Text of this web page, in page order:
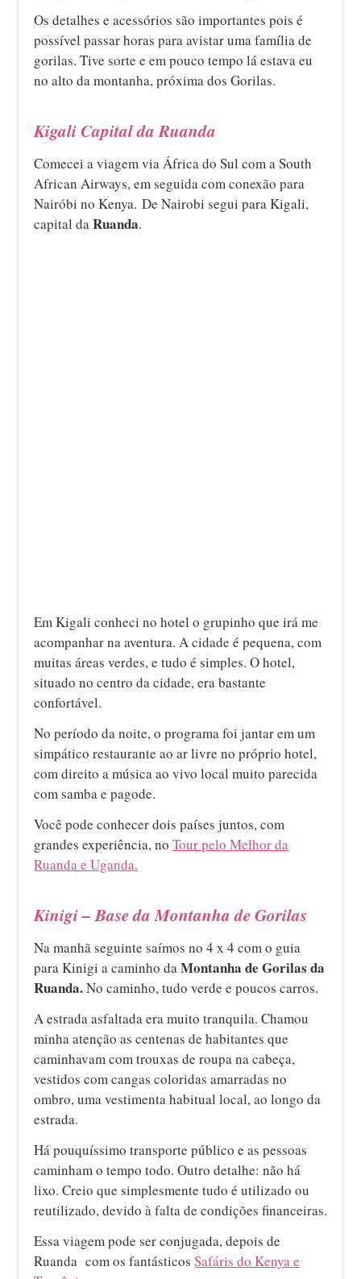
Os detalhes e acessórios são importantes pois é
possível passar horas para avistar uma família de
gorilas. Tive sorte e em pouco tempo lá estava eu
no alto da montanha, próxima dos Gorilas.
Kigali Capital da Ruanda
Comecei a viagem via África do Sul com a South
African Airways, em seguida com conexão para
Nairóbi no Kenya. De Nairobi segui para Kigali,
capital daRuanda.
Em Kigali conheci no hotel o grupinho que irá me
acompanhar na aventura. A cidade é pequena, com
muitas áreas verdes, e tudo é simples. O hotel,
situado no centro da cidade, era bastante
confortável.
No período da noite, o programa foi jantar em um
simpático restaurante ao ar livre no próprio hotel,
com direito a música ao vivo local muito parecida
com samba e pagode.
Você pode conhecer dois países juntos, com
grandes experiência, noTour pelo Melhor da
Ruanda e Uganda.
Kinigi – Base da Montanha de Gorilas
Na manhã seguinte saímos no 4 x 4 com o guia
para Kinigi a caminho daMontanha de Gorilas da
Ruanda.No caminho, tudo verde e poucos carros.
A estrada asfaltada era muito tranquila. Chamou
minha atenção as centenas de habitantes que
caminhavam com trouxas de roupa na cabeça,
vestidos com cangas coloridas amarradas no
ombro, uma vestimenta habitual local, ao longo da
estrada.
Há pouquíssimo transporte público e as pessoas
caminham o tempo todo. Outro detalhe: não há
lixo. Creio que simplesmente tudo é utilizado ou
reutilizado, devido à falta de condições financeiras.
Essa viagem pode ser conjugada, depois de
Ruanda com os fantásticosSafáris do Kenya e